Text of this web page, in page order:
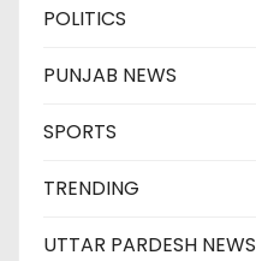
POLITICS
PUNJAB NEWS
SPORTS
TRENDING
UTTAR PARDESH NEWS